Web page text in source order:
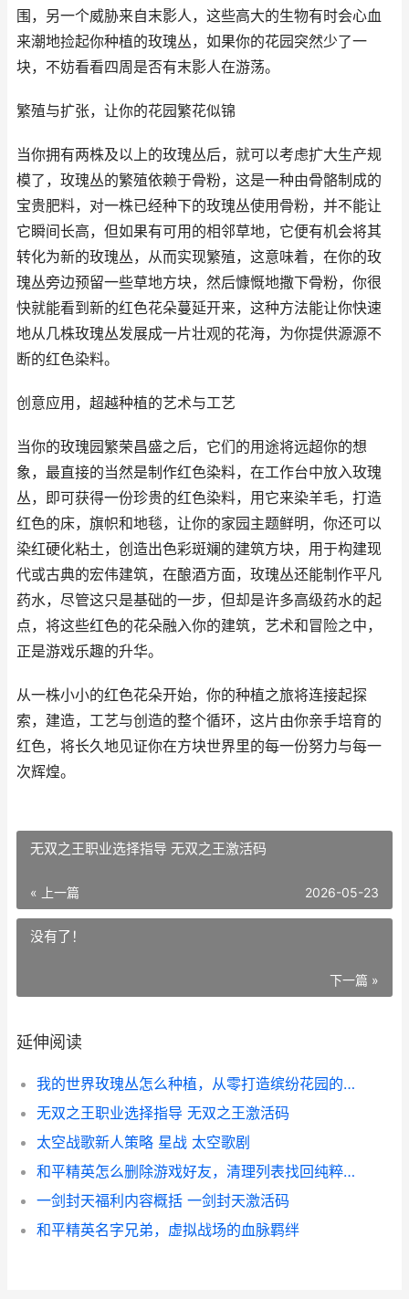
围，另一个威胁来自末影人，这些高大的生物有时会心血
来潮地捡起你种植的玫瑰丛，如果你的花园突然少了一
块，不妨看看四周是否有末影人在游荡。
繁殖与扩张，让你的花园繁花似锦
当你拥有两株及以上的玫瑰丛后，就可以考虑扩大生产规
模了，玫瑰丛的繁殖依赖于骨粉，这是一种由骨骼制成的
宝贵肥料，对一株已经种下的玫瑰丛使用骨粉，并不能让
它瞬间长高，但如果有可用的相邻草地，它便有机会将其
转化为新的玫瑰丛，从而实现繁殖，这意味着，在你的玫
瑰丛旁边预留一些草地方块，然后慷慨地撒下骨粉，你很
快就能看到新的红色花朵蔓延开来，这种方法能让你快速
地从几株玫瑰丛发展成一片壮观的花海，为你提供源源不
断的红色染料。
创意应用，超越种植的艺术与工艺
当你的玫瑰园繁荣昌盛之后，它们的用途将远超你的想
象，最直接的当然是制作红色染料，在工作台中放入玫瑰
丛，即可获得一份珍贵的红色染料，用它来染羊毛，打造
红色的床，旗帜和地毯，让你的家园主题鲜明，你还可以
染红硬化粘土，创造出色彩斑斓的建筑方块，用于构建现
代或古典的宏伟建筑，在酿酒方面，玫瑰丛还能制作平凡
药水，尽管这只是基础的一步，但却是许多高级药水的起
点，将这些红色的花朵融入你的建筑，艺术和冒险之中，
正是游戏乐趣的升华。
从一株小小的红色花朵开始，你的种植之旅将连接起探
索，建造，工艺与创造的整个循环，这片由你亲手培育的
红色，将长久地见证你在方块世界里的每一份努力与每一
次辉煌。
无双之王职业选择指导 无双之王激活码
« 上一篇 2026-05-23
没有了！
下一篇 »
延伸阅读
我的世界玫瑰丛怎么种植，从零打造缤纷花园的奥秘
无双之王职业选择指导 无双之王激活码
太空战歌新人策略 星战 太空歌剧
和平精英怎么删除游戏好友，清理列表找回纯粹战场
一剑封天福利内容概括 一剑封天激活码
和平精英名字兄弟，虚拟战场的血脉羁绊